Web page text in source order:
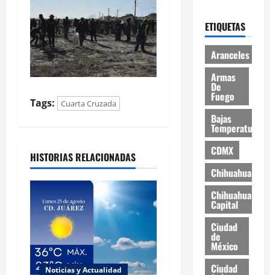
Tags: Cuarta Cruzada
HISTORIAS RELACIONADAS
Noticias y Actualidad
ETIQUETAS
Aranceles
Armas
De
Fuego
Bajas
Temperaturas
CDMX
Chihuahua
Chihuahua
Capital
Ciudad
de
México
Ciudad